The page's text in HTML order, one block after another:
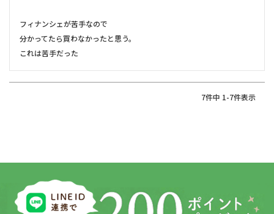
フィナンシェが苦手なので
分かってたら買わなかったと思う。
7件中 1-7件表示